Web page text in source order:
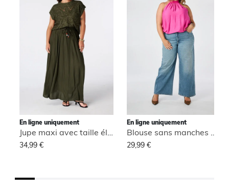
En ligne uniquement
34,99 €
En ligne uniquement
29,99 €